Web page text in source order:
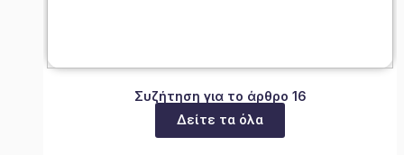
Συζήτηση για το άρθρο 16
Δείτε τα όλα